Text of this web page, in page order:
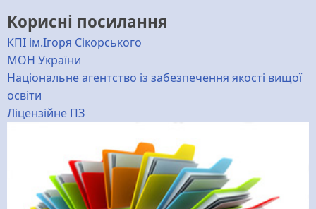
Корисні посилання
КПІ ім.Ігоря Сікорського
МОН України
Національне агентство із забезпечення якості вищої
освіти
Ліцензійне ПЗ